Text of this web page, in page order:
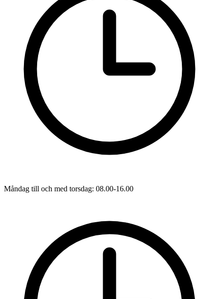
Måndag till och med torsdag: 08.00-16.00